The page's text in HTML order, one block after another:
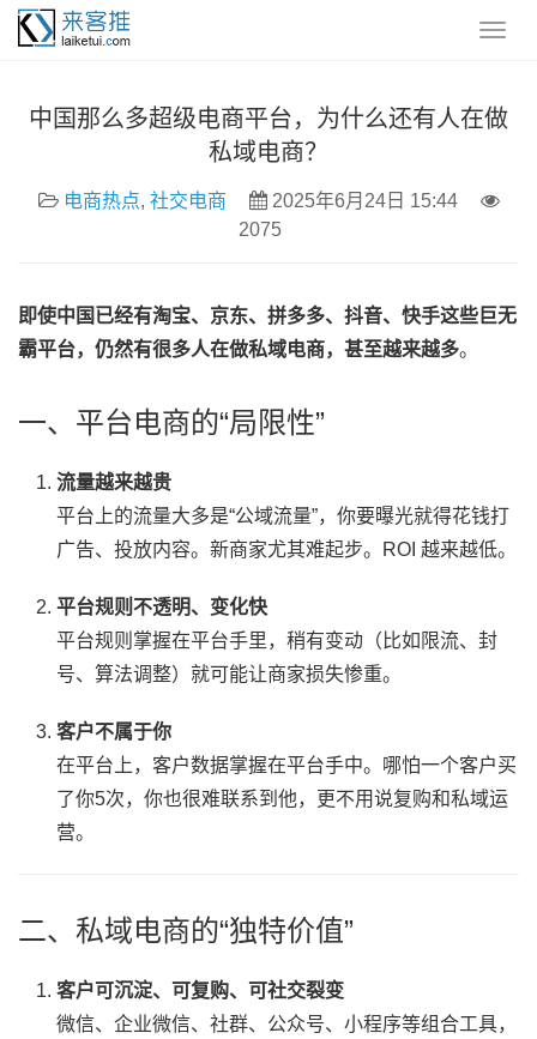
中国那么多超级电商平台，为什么还有人在做
私域电商？
电商热点, 社交电商
2025年6月24日 15:44
2075
即使中国已经有淘宝、京东、拼多多、抖音、快手这些巨无
霸平台，仍然有很多人在做私域电商，甚至越来越多。
一、平台电商的“局限性”
流量越来越贵
平台上的流量大多是“公域流量”，你要曝光就得花钱打
广告、投放内容。新商家尤其难起步。ROI 越来越低。
平台规则不透明、变化快
平台规则掌握在平台手里，稍有变动（比如限流、封
号、算法调整）就可能让商家损失惨重。
客户不属于你
在平台上，客户数据掌握在平台手中。哪怕一个客户买
了你5次，你也很难联系到他，更不用说复购和私域运
营。
二、私域电商的“独特价值”
客户可沉淀、可复购、可社交裂变
微信、企业微信、社群、公众号、小程序等组合工具，